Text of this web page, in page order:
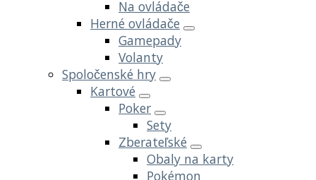
Na ovládače
Herné ovládače
Gamepady
Volanty
Spoločenské hry
Kartové
Poker
Sety
Zberateľské
Obaly na karty
Pokémon